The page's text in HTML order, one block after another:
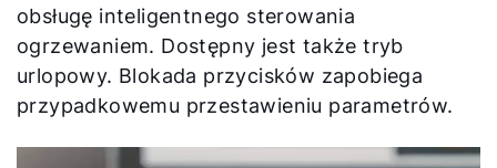
obsługę inteligentnego sterowania
ogrzewaniem. Dostępny jest także tryb
urlopowy. Blokada przycisków zapobiega
przypadkowemu przestawieniu parametrów.